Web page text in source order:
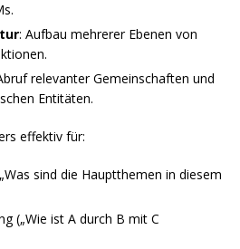
: Aufbau mehrerer Ebenen von
relevanter Gemeinschaften und
Entitäten.
effektiv für:
sind die Hauptthemen in diesem
(„Wie ist A durch B mit C